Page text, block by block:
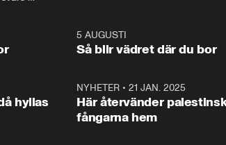
och Makten.
– Vi ställer upp
vara med så
1:065 AUGUSTI
Så blir vädret där du bor
hyllas
NYHETER •21 JAN. 2025
Här återvänder
fångarna hem